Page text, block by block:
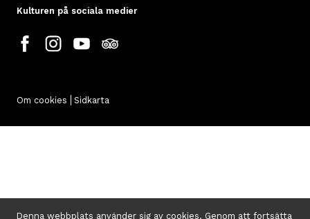
Denna webbplats använder sig av cookies. Genom att fortsätta
Kulturen på sociala medier
Om cookies Sidkarta